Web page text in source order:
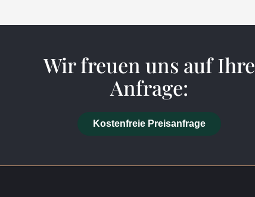
Wir freuen uns auf Ihre
Anfrage:
Kostenfreie Preisanfrage